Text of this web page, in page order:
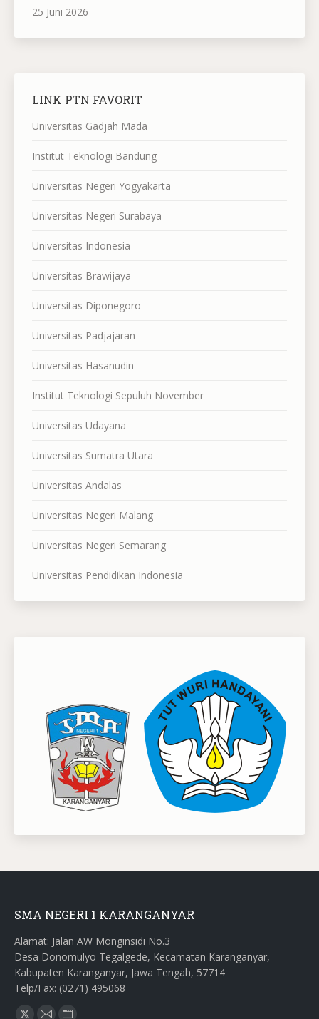
25 Juni 2026
LINK PTN FAVORIT
Universitas Gadjah Mada
Institut Teknologi Bandung
Universitas Negeri Yogyakarta
Universitas Negeri Surabaya
Universitas Indonesia
Universitas Brawijaya
Universitas Diponegoro
Universitas Padjajaran
Universitas Hasanudin
Institut Teknologi Sepuluh November
Universitas Udayana
Universitas Sumatra Utara
Universitas Andalas
Universitas Negeri Malang
Universitas Negeri Semarang
Universitas Pendidikan Indonesia
SMA NEGERI 1 KARANGANYAR
Alamat: Jalan AW Monginsidi No.3
Desa Donomulyo Tegalgede, Kecamatan Karanganyar,
Kabupaten Karanganyar, Jawa Tengah, 57714
Telp/Fax: (0271) 495068
Find us on: